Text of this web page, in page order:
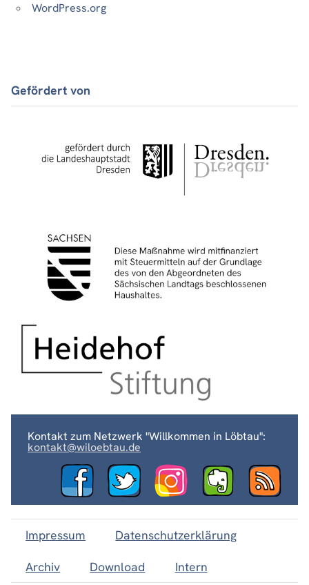
WordPress.org
Gefördert von
Kontakt zum Netzwerk "Willkommen in Löbtau":
kontakt@wiloebtau.de
Impressum
Datenschutzerklärung
Archiv
Download Intern